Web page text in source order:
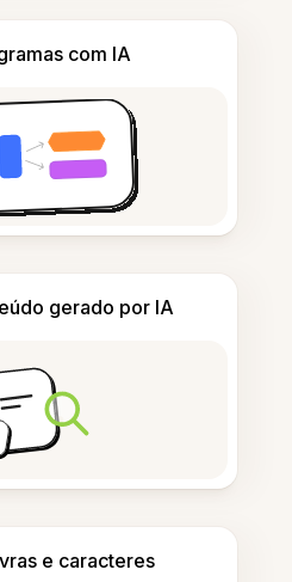
com IA
gerado por IA
e caracteres